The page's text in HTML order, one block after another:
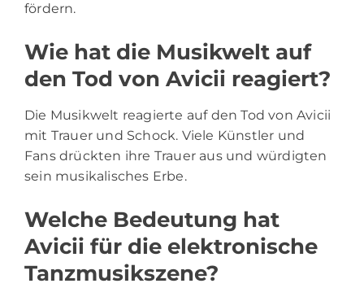
fördern.
Wie hat die Musikwelt auf
den Tod von Avicii reagiert?
Die Musikwelt reagierte auf den Tod von Avicii
mit Trauer und Schock. Viele Künstler und
Fans drückten ihre Trauer aus und würdigten
sein musikalisches Erbe.
Welche Bedeutung hat
Avicii für die elektronische
Tanzmusikszene?